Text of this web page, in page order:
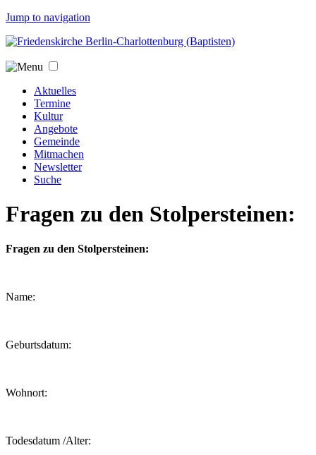
Jump to navigation
Aktuelles
Termine
Kultur
Angebote
Gemeinde
Mitmachen
Newsletter
Suche
Fragen zu den Stolpersteinen:
Fragen zu den Stolpersteinen:
Name:
Geburtsdatum:
Wohnort:
Todesdatum /Alter: